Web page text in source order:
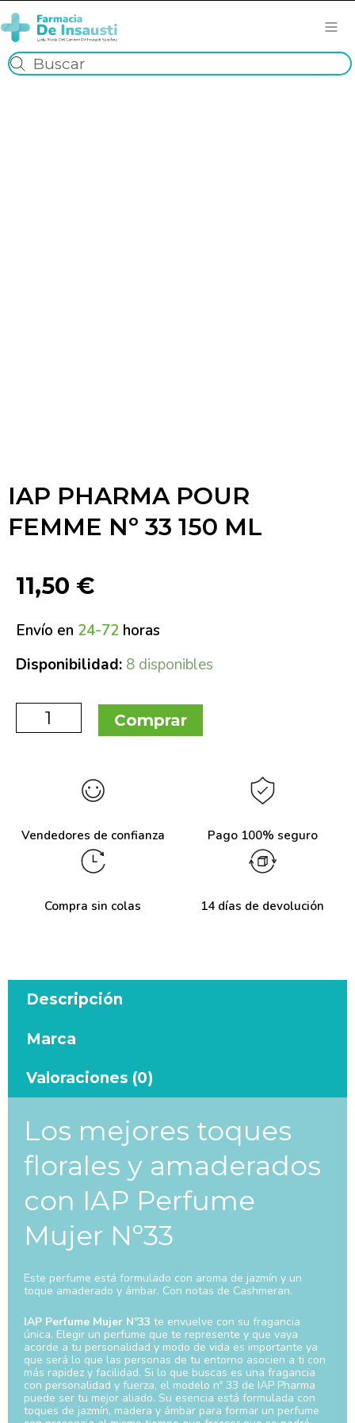
IAP PHARMA POUR
FEMME Nº 33 150 ML
11,50 €
Envío en 24-72 horas
Disponibilidad: 8 disponibles
Comprar
Vendedores de confianza Pago 100% seguro
Compra sin colas 14 días de devolución
Descripción
Marca
Valoraciones (0)
Los mejores toques
florales y amaderados
con IAP Perfume
Mujer Nº33
Este perfume está formulado con aroma de jazmín y un
toque amaderado y ámbar. Con notas de Cashmeran.
IAP Perfume Mujer Nº33 te envuelve con su fragancia
única. Elegir un perfume que te represente y que vaya
acorde a tu personalidad y modo de vida es importante ya
que será lo que las personas de tu entorno asocien a ti con
más rapidez y facilidad. Si lo que buscas es una fragancia
con personalidad y fuerza, el modelo nº 33 de IAP Pharma
puede ser tu mejor aliado. Su esencia está formulada con
toques de jazmín, madera y ámbar para formar un perfume